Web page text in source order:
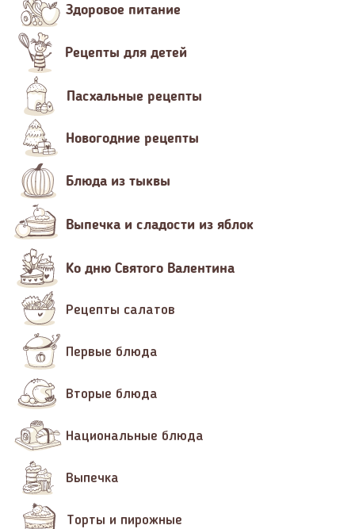
Здоровое питание
Рецепты для детей
Пасхальные рецепты
Новогодние рецепты
Блюда из тыквы
Выпечка и сладости из яблок
Ко дню Святого Валентина
Рецепты салатов
Первые блюда
Вторые блюда
Национальные блюда
Выпечка
Торты и пирожные